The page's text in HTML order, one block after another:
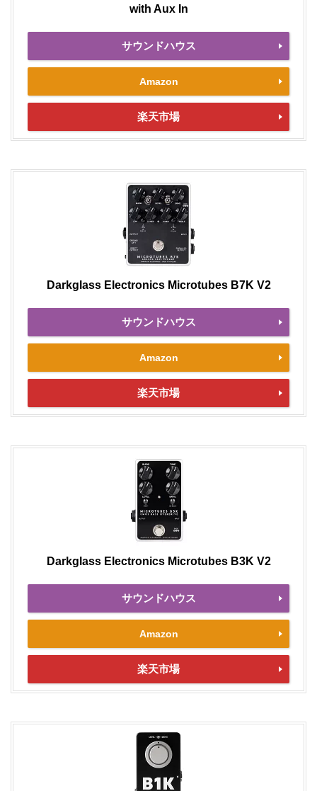
with Aux In
サウンドハウス
Amazon
楽天市場
Darkglass Electronics Microtubes B7K V2
サウンドハウス
Amazon
楽天市場
Darkglass Electronics Microtubes B3K V2
サウンドハウス
Amazon
楽天市場